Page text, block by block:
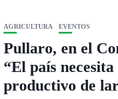
AGRICULTURA EVENTOS
Pullaro, en el
“El país
productivo de